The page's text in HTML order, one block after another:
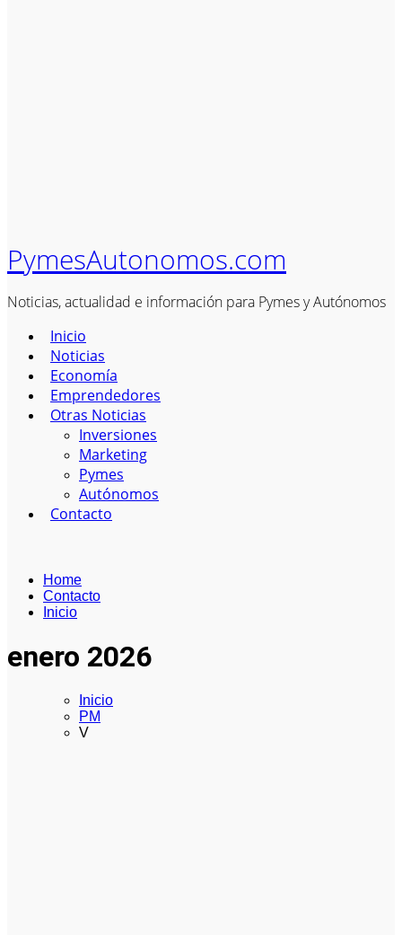
PymesAutonomos.com
Noticias, actualidad e información para Pymes y Autónomos
Inicio
Noticias
Economía
Emprendedores
Otras Noticias
Inversiones
Marketing
Pymes
Autónomos
Contacto
Home
Contacto
Inicio
enero 2026
Inicio
PM
V